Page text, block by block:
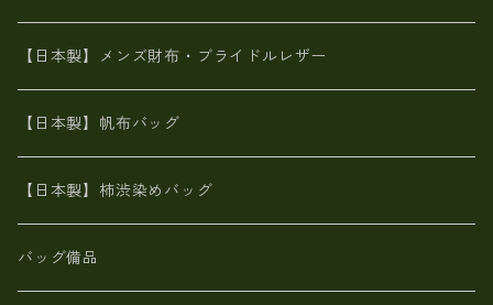
ポーテッド
メタリック
MAISON de HIROAN 【日本製】メンズ 財布
栃木レザー 【日本製】メンズ 財布
革小物・財布【日本製】メンズ レディース
【日本製】メンズ 財布 アザラシ革(シールスキン)
【日本製】メンズ財布・ブライドルレザー
【日本製】帆布バッグ
【日本製】柿渋染めバッグ
バッグ備品